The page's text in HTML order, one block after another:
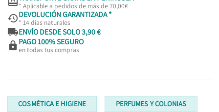
* Aplicable a pedidos de más de 70,00€
DEVOLUCIÓN GARANTIZADA *
* 14 días naturales
ENVÍO DESDE SOLO 3,90 €
 PAGO 100% SEGURO
en todas tus compras
COSMÉTICA E HIGIENE PERFUMES Y COLONIAS